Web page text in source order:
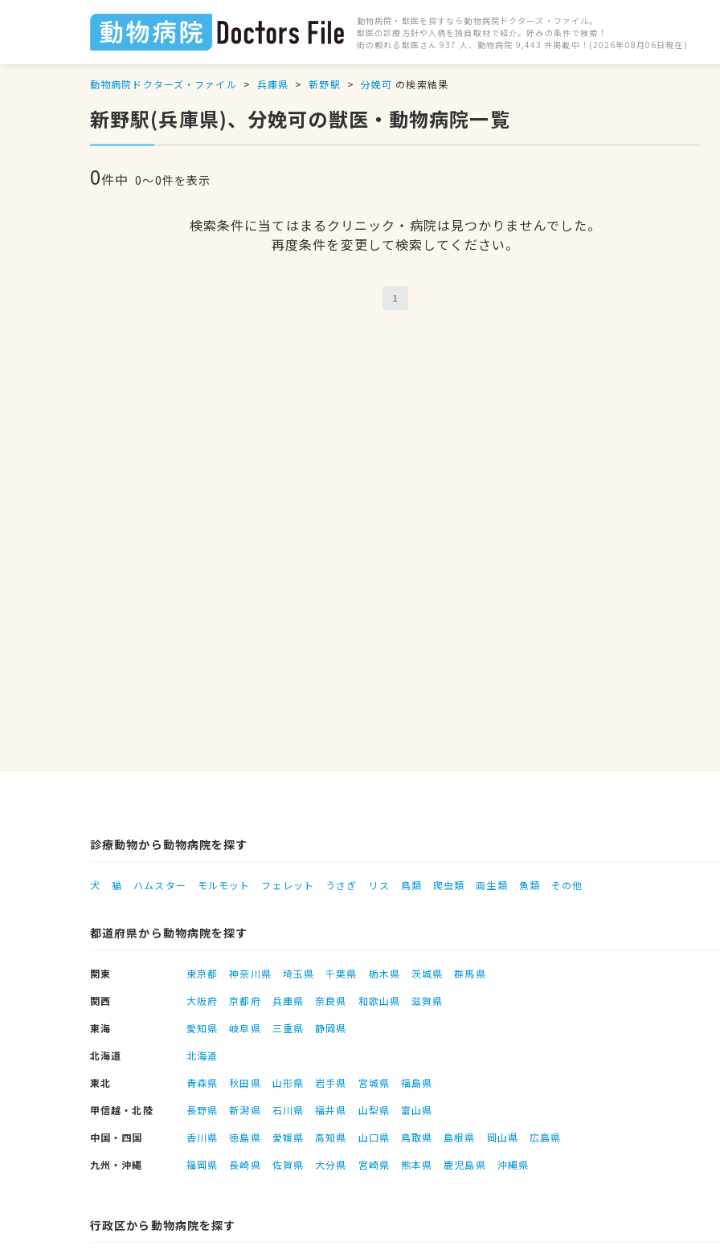
動物病院・獣医を探すなら動物病院ドクターズ・ファイル。
獣医の診療方針や人柄を独自取材で紹介。好みの条件で検索！
街の頼れる獣医さん 937 人、動物病院 9,443 件掲載中！(2026年08月06日現在)
動物病院ドクターズ・ファイル 兵庫県 新野駅 分娩可 の検索結果
新野駅(兵庫県)、分娩可の獣医・動物病院一覧
0件中 0〜0件を表示
検索条件に当てはまるクリニック・病院は見つかりませんでした。
再度条件を変更して検索してください。
1
診療動物から動物病院を探す
犬 猫 ハムスター モルモット フェレット うさぎ リス 鳥類 爬虫類 両生類 魚類 その他
都道府県から動物病院を探す
関東 東京都 神奈川県 埼玉県 千葉県 栃木県 茨城県
群馬県
関西
大阪府 京都府 兵庫県 奈良県 和歌山県
滋賀県
東海
愛知県 岐阜県 三重県
静岡県
北海道
北海道
東北
青森県 秋田県 山形県 岩手県 宮城県
福島県
甲信越・北陸
長野県 新潟県 石川県 福井県 山梨県
富山県
中国・四国
香川県 徳島県 愛媛県 高知県 山口県 鳥取県 島根県 岡山県
広島県
九州・沖縄
福岡県 長崎県 佐賀県 大分県 宮崎県 熊本県 鹿児島県 沖縄県
行政区から動物病院を探す